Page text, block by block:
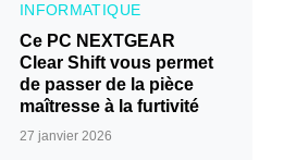
INFORMATIQUE
Ce PC NEXTGEAR
Clear Shift vous permet
de passer de la pièce
maîtresse à la furtivité
27 janvier 2026